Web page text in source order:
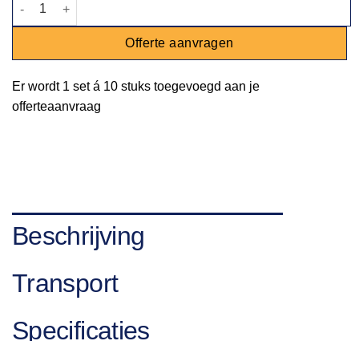
Offerte aanvragen
Er wordt 1 setá 10 stuks toegevoegd aan je
offerteaanvraag
Beschrijving
Transport
Specificaties